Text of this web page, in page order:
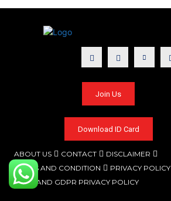
Join Us
Download ID Card
ABOUT US CONTACT
DISCLAIMER
TERMS AND CONDITION
PRIVACY POLICY
CCPA AND GDPR PRIVACY POLICY